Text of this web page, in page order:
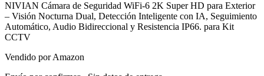
NIVIAN Cámara de Seguridad WiFi-6 2K Super HD para Exterior
– Visión Nocturna Dual, Detección Inteligente con IA, Seguimiento
Automático, Audio Bidireccional y Resistencia IP66. para Kit
CCTV
Vendido por Amazon